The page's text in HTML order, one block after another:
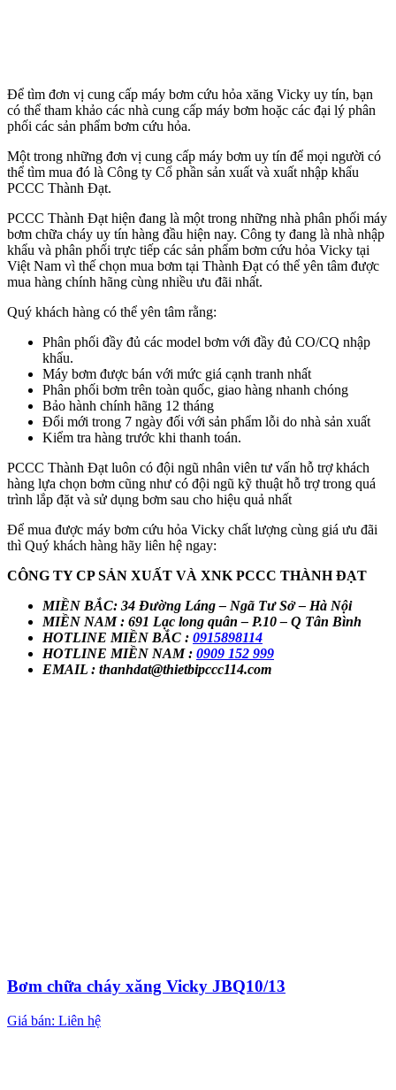
Để tìm đơn vị cung cấp máy bơm cứu hỏa xăng Vicky uy tín, bạn
có thể tham khảo các nhà cung cấp máy bơm hoặc các đại lý phân
phối các sản phẩm bơm cứu hỏa.
Một trong những đơn vị cung cấp máy bơm uy tín để mọi người có
thể tìm mua đó là Công ty Cổ phần sản xuất và xuất nhập khẩu
PCCC Thành Đạt.
PCCC Thành Đạt hiện đang là một trong những nhà phân phối máy
bơm chữa cháy uy tín hàng đầu hiện nay. Công ty đang là nhà nhập
khẩu và phân phối trực tiếp các sản phẩm bơm cứu hỏa Vicky tại
Việt Nam vì thế chọn mua bơm tại Thành Đạt có thể yên tâm được
mua hàng chính hãng cùng nhiều ưu đãi nhất.
Quý khách hàng có thể yên tâm rằng:
Phân phối đầy đủ các model bơm với đầy đủ CO/CQ nhập
khẩu.
Máy bơm được bán với mức giá cạnh tranh nhất
Phân phối bơm trên toàn quốc, giao hàng nhanh chóng
Bảo hành chính hãng 12 tháng
Đổi mới trong 7 ngày đối với sản phẩm lỗi do nhà sản xuất
Kiểm tra hàng trước khi thanh toán.
PCCC Thành Đạt luôn có đội ngũ nhân viên tư vấn hỗ trợ khách
hàng lựa chọn bơm cũng như có đội ngũ kỹ thuật hỗ trợ trong quá
trình lắp đặt và sử dụng bơm sau cho hiệu quả nhất
Để mua được máy bơm cứu hỏa Vicky chất lượng cùng giá ưu đãi
thì Quý khách hàng hãy liên hệ ngay:
CÔNG TY CP SẢN XUẤT VÀ XNK PCCC THÀNH ĐẠT
MIỀN BẮC: 34 Đường Láng – Ngã Tư Sở – Hà Nội
MIỀN NAM : 691 Lạc long quân – P.10 – Q Tân Bình
HOTLINE MIỀN BẮC : 0915898114
HOTLINE MIỀN NAM : 0909 152 999
EMAIL : thanhdat@thietbipccc114.com
Bơm chữa cháy xăng Vicky JBQ10/13
Giá bán: Liên hệ